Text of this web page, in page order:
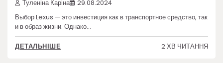
Туленіна Каріна 29.08.2024
Выбор Lexus — это инвестиция как в транспортное средство, так
и в образ жизни. Однако…
ДЕТАЛЬНІШЕ 2 ХВ ЧИТАННЯ